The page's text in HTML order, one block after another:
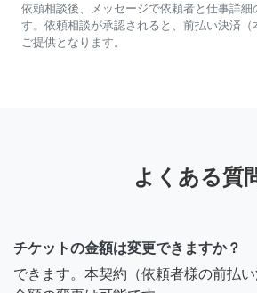
依頼相談後、メッセージで依頼者と仕事詳細
す。依頼相談が承認されると、前払い決済
ご提供となります。
よくある質
チケットの金額は変更できますか？
できます。本契約（依頼者様の前払い